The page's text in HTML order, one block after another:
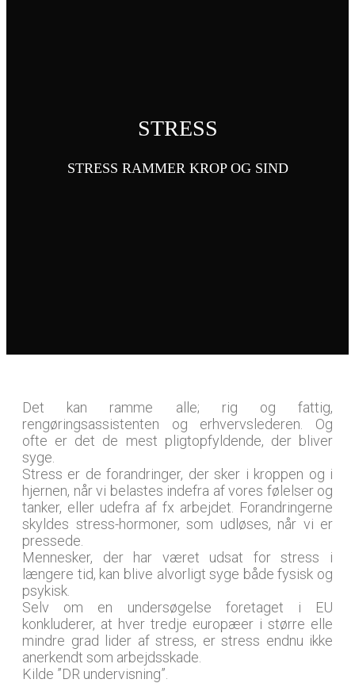
STRESS
STRESS RAMMER KROP OG SIND
Det kan ramme alle; rig og fattig,
rengøringsassistenten og erhvervslederen. Og
ofte er det de mest pligtopfyldende, der bliver
syge.
Stress er de forandringer, der sker i kroppen og i
hjernen, når vi belastes indefra af vores følelser og
tanker, eller udefra af fx arbejdet. Forandringerne
skyldes stress-hormoner, som udløses, når vi er
pressede.
Mennesker, der har været udsat for stress i
længere tid, kan blive alvorligt syge både fysisk og
psykisk.
Selv om en undersøgelse foretaget i EU
konkluderer, at hver tredje europæer i større elle
mindre grad lider af stress, er stress endnu ikke
anerkendt som arbejdsskade.
Kilde ”DR undervisning”.